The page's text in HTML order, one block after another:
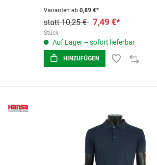
Varianten ab 0,89 €*
statt 10,25 € 7,49 €*
Stück
Auf Lager – sofort lieferbar
HINZUFÜGEN